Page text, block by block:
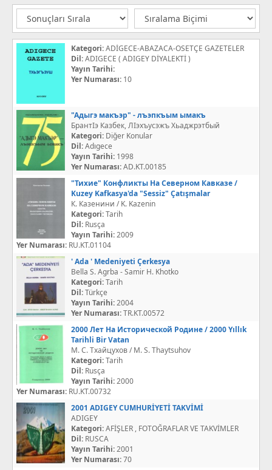
Kategori:ADİGECE-ABAZACA-OSETÇE GAZETELER
Dil:ADIGECE ( ADIGEY DİYALEKTİ )
Yayın Tarihi:
Yer Numarası: 10
"Адыгэ макъэр" - лъэпкъым ымакъ
БрантІэ Казбек, ЛІэхъусэжъ Хьаджрэтбый
Kategori: Diğer Konular
Dil:Adıgece
Yayın Tarihi: 1998
Yer Numarası:AD.KT.00185
"Тихие" Конфликты На Северном Кавказе /
Kuzey Kafkasya'da "Sessiz" Çatışmalar
К. Казенини / K. Kazenin
Kategori:Tarih
Dil: Rusça
Yayın Tarihi:2009
Yer Numarası: RU.KT.01104
' Ada ' Medeniyeti Çerkesya
Bella S. Agrba - Samir H. Khotko
Kategori:Tarih
Dil:Türkçe
Yayın Tarihi:2004
Yer Numarası:TR.KT.00572
2000 Лет На Исторической Родине / 2000 Yıllık
Tarihli Bir Vatan
М. С. Тхайцухов / M. S. Thaytsuhov
Kategori:Tarih
Dil: Rusça
Yayın Tarihi:2000
Yer Numarası: RU.KT.00732
2001 ADIGEY CUMHURİYETİ TAKVİMİ
ADIGEY
Kategori:AFİŞLER , FOTOĞRAFLAR VE TAKVİMLER
Dil: RUSCA
Yayın Tarihi:2001
Yer Numarası:70